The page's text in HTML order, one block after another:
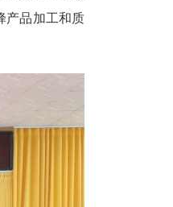
产品加工和质